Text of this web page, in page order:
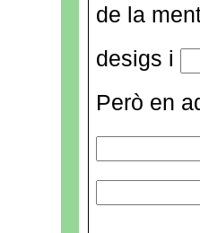
de la
desigs i
Però en